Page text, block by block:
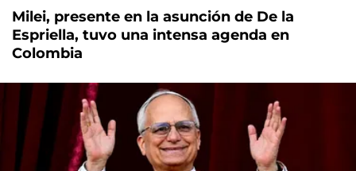
Milei, presente en la asunción de De la
Espriella, tuvo una intensa agenda en
Colombia